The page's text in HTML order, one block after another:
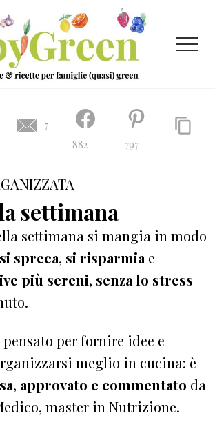
Menu
7
882
797
settimana
settimana si mangia in modo
spreca, si risparmia e
più sereni, senza lo stress
pensato per fornire idee e
meglio in cucina: è
, approvato e commentato da
master in Nutrizione.